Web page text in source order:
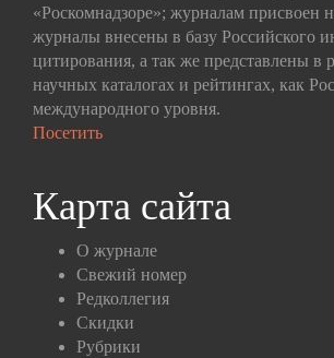
«Роскомнадзоре»; журналам присвоен
журналы внесены в базу Российского
цитирования, а так же представлены в
научных каталогах и рейтингах, как
международного уровня.
Посетить
Карта сайта
О журнале
Свежий номер
Редколлегия
Скидки
Рубрики